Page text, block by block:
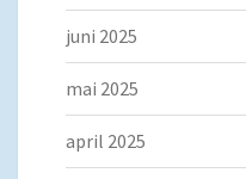
juni 2025
mai 2025
april 2025